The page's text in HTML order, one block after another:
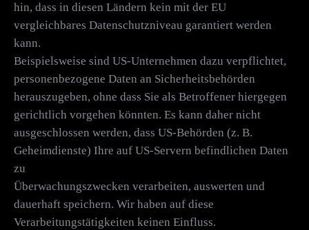
hin, dass in diesen Ländern kein mit der EU
vergleichbares Datenschutzniveau garantiert werden
kann.
Beispielsweise sind US-Unternehmen dazu verpflichtet,
personenbezogene Daten an Sicherheitsbehörden
herauszugeben, ohne dass Sie als Betroffener hiergegen
gerichtlich vorgehen könnten. Es kann daher nicht
ausgeschlossen werden, dass US-Behörden (z. B.
Geheimdienste) Ihre auf US-Servern befindlichen Daten
zu
Überwachungszwecken verarbeiten, auswerten und
dauerhaft speichern. Wir haben auf diese
Verarbeitungstätigkeiten keinen Einfluss.